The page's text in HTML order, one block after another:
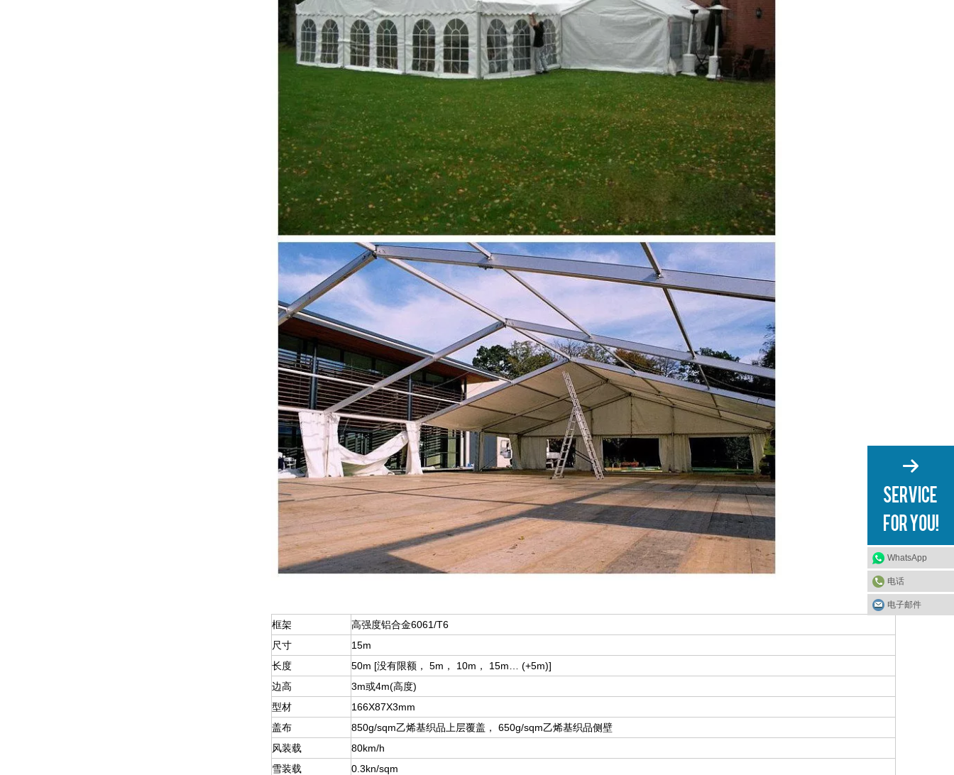
框架
高强度铝合金6061/T6
尺寸
15m
长度
50m [没有限额， 5m， 10m， 15m… (+5m)]
边高
3m或4m(高度)
型材
166X87X3mm
盖布
850g/sqm乙烯基织品上层覆盖， 650g/sqm乙烯基织品侧壁
风装载
80km/h
雪装载
0.3kn/sqm
WhatsApp
电话
电子邮件